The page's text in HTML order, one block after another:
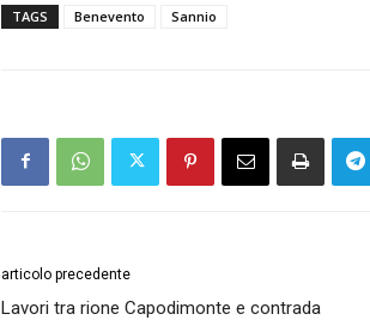
TAGS Benevento Sannio
articolo precedente
Lavori tra rione Capodimonte e contrada